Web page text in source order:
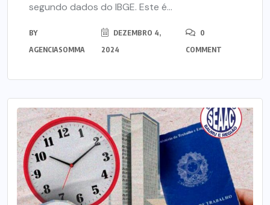
segundo dados do IBGE. Este é...
BY
AGENCIASOMMA
DEZEMBRO 4,
2024
0
COMMENT